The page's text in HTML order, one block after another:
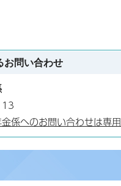
お問い合わせ
係へのお問い合わせは専用